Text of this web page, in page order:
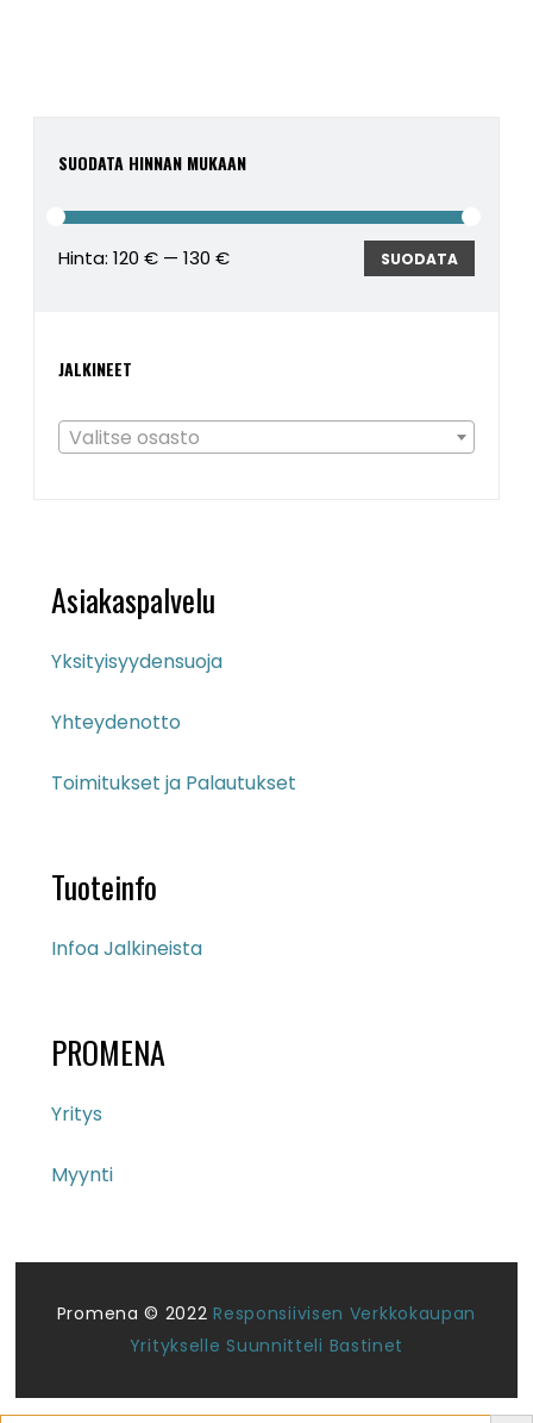
SUODATA HINNAN MUKAAN
SUODATA
Hinta:120 € —130 €
JALKINEET
Valitse osasto
Asiakaspalvelu
Yksityisyydensuoja
Yhteydenotto
Toimitukset ja Palautukset
Tuoteinfo
Infoa Jalkineista
PROMENA
Yritys
Myynti
Promena © 2022Responsiivisen Verkkokaupan
Yritykselle Suunnitteli Bastinet
Search